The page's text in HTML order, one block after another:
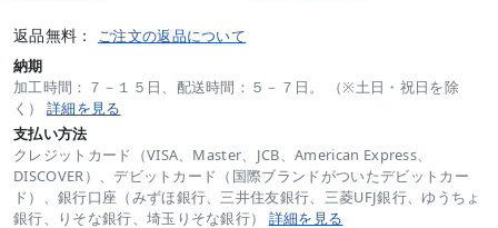
返品無料： ご注文の返品について
納期
加工時間：７－１５日、配送時間：５－７日。 （※土日・祝日を除
く） 詳細を見る
支払い方法
クレジットカード（VISA、Master、JCB、American Express、
DISCOVER）、デビットカード（国際ブランドがついたデビットカー
ド）、銀行口座（みずほ銀行、三井住友銀行、三菱UFJ銀行、ゆうちょ
銀行、りそな銀行、埼玉りそな銀行） 詳細を見る